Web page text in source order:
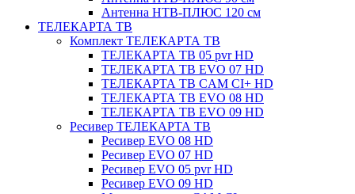
Антенна НТВ-ПЛЮС 120 см
ТЕЛЕКАРТА ТВ
Комплект ТЕЛЕКАРТА ТВ
ТЕЛЕКАРТА ТВ 05 pvr HD
ТЕЛЕКАРТА ТВ EVO 07 HD
ТЕЛЕКАРТА ТВ CAM CI+ HD
ТЕЛЕКАРТА ТВ EVO 08 HD
ТЕЛЕКАРТА ТВ EVO 09 HD
Ресивер ТЕЛЕКАРТА ТВ
Ресивер EVO 08 HD
Ресивер EVO 07 HD
Ресивер EVO 05 pvr HD
Ресивер EVO 09 HD